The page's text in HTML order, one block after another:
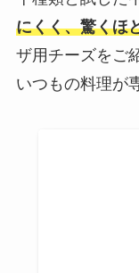
にくく、驚くほ
ザ用チーズをご
いつもの料理が